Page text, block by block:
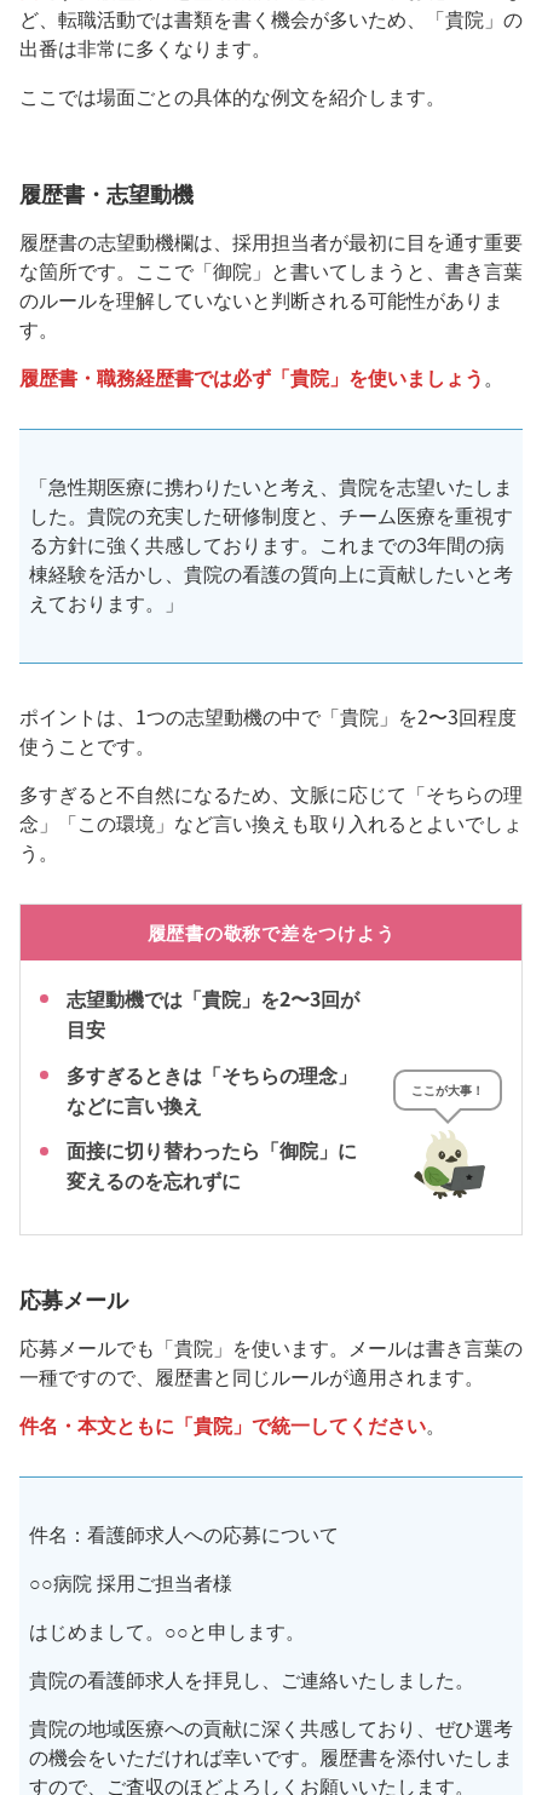
ど、転職活動では書類を書く機会が多いため、「貴院」の
出番は非常に多くなります。
ここでは場面ごとの具体的な例文を紹介します。
履歴書・志望動機
履歴書の志望動機欄は、採用担当者が最初に目を通す重要
な箇所です。ここで「御院」と書いてしまうと、書き言葉
のルールを理解していないと判断される可能性がありま
す。
履歴書・職務経歴書では必ず「貴院」を使いましょう 。
「急性期医療に携わりたいと考え、貴院を志望いたしま
した。貴院の充実した研修制度と、チーム医療を重視す
る方針に強く共感しております。これまでの3年間の病
棟経験を活かし、貴院の看護の質向上に貢献したいと考
えております。」
ポイントは、1つの志望動機の中で「貴院」を2〜3回程度
使うことです。
多すぎると不自然になるため、文脈に応じて「そちらの理
念」「この環境」など言い換えも取り入れるとよいでしょ
う。
履歴書の敬称で差をつけよう
志望動機では「貴院」を2〜3回が
目安
多すぎるときは「そちらの理念」
などに言い換え
面接に切り替わったら「御院」に
変えるのを忘れずに
ここが大事！
応募メール
応募メールでも「貴院」を使います。メールは書き言葉の
一種ですので、履歴書と同じルールが適用されます。
件名・本文ともに「貴院」で統一してください。
件名：看護師求人への応募について
○○病院 採用ご担当者様
はじめまして。○○と申します。
貴院の看護師求人を拝見し、ご連絡いたしました。
貴院の地域医療への貢献に深く共感しており、ぜひ選考
の機会をいただければ幸いです。履歴書を添付いたしま
すので、ご査収のほどよろしくお願いいたします。